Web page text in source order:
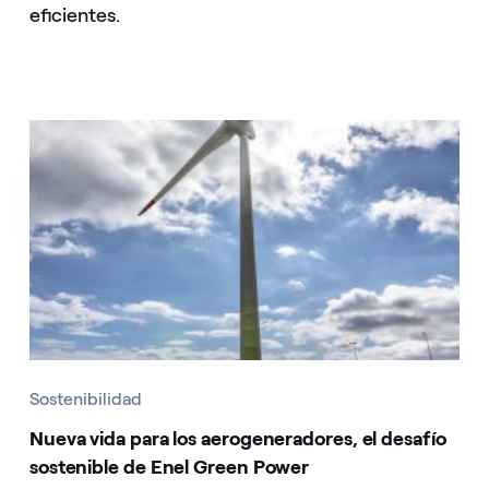
eficientes.
Sostenibilidad
Nueva vida para los aerogeneradores, el desafío
sostenible de Enel Green Power